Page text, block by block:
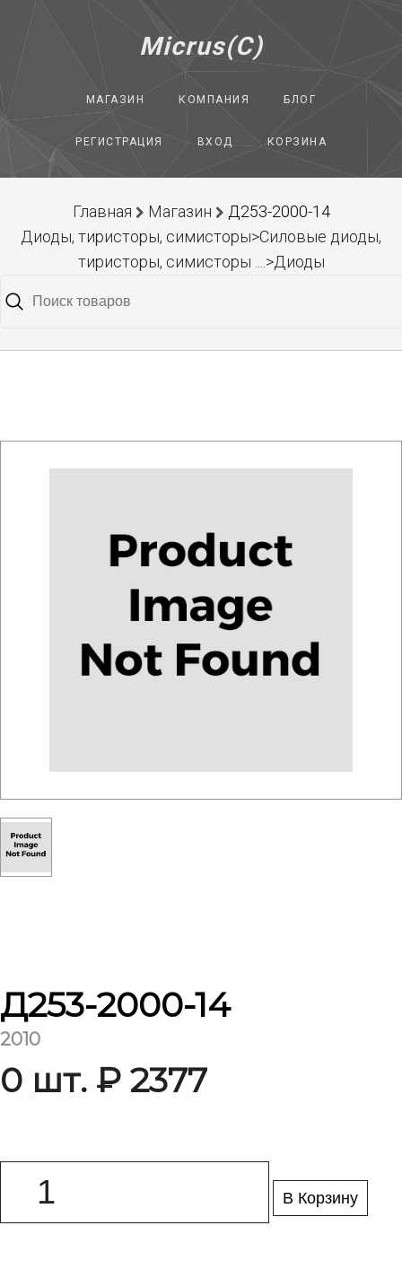
Micrus(C)
МАГАЗИН КОМПАНИЯ БЛОГ
РЕГИСТРАЦИЯ ВХОД КОРЗИНА
Главная Магазин
Д253-2000-14
Диоды, тиристоры, симисторы>Силовые диоды,
тиристоры, симисторы ....>Диоды
Д253-2000-14
2010
0 шт. ₽ 2377
В Корзину